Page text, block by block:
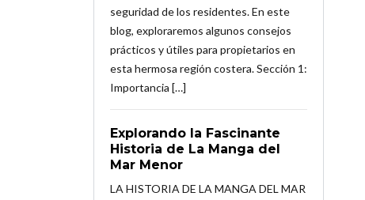
seguridad de los residentes. En este
blog, exploraremos algunos consejos
prácticos y útiles para propietarios en
esta hermosa región costera. Sección 1:
Importancia […]
Explorando la Fascinante
Historia de La Manga del
Mar Menor
LA HISTORIA DE LA MANGA DEL MAR